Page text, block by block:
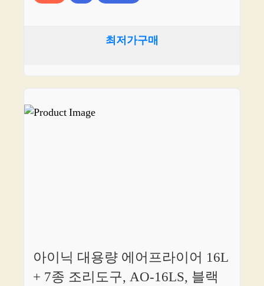
최저가구매
아이닉 대용량 에어프라이어 16L
+ 7종 조리도구, AO-16LS, 블랙